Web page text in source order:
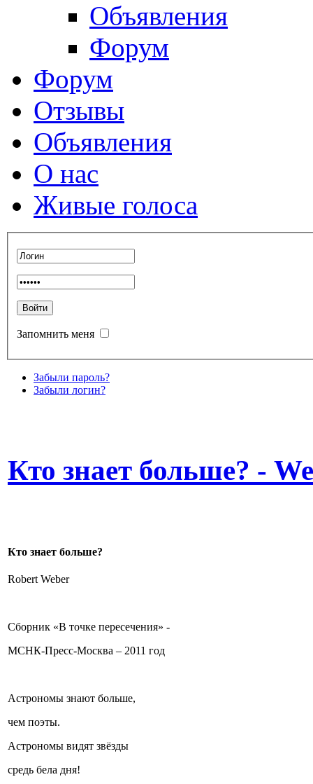
Объявления
Форум
Форум
Отзывы
Объявления
О нас
Живые голоса
Запомнить меня
Забыли пароль?
Забыли логин?
Кто знает больше? -
Кто знает больше?
Robert Weber
Сборник «В точке пересечения» -
МСНК-Пресс-Москва – 2011 год
Астрономы знают больше,
чем поэты.
Астрономы видят звёзды
средь бела дня!